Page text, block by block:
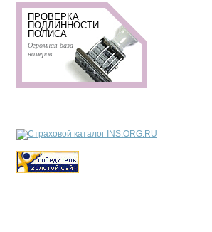
ПРОВЕРКА
ПОДЛИННОСТИ
ПОЛИСА
Огромная база
номеров